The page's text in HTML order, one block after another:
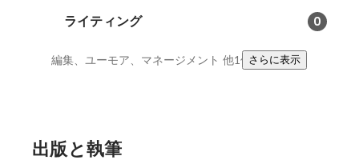
ライティング 0
編集、ユーモア、マネージメント 他1件さらに表示
出版と執筆